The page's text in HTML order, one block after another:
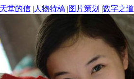
堂的信 | 人物特稿 |图片策划 |数字之道